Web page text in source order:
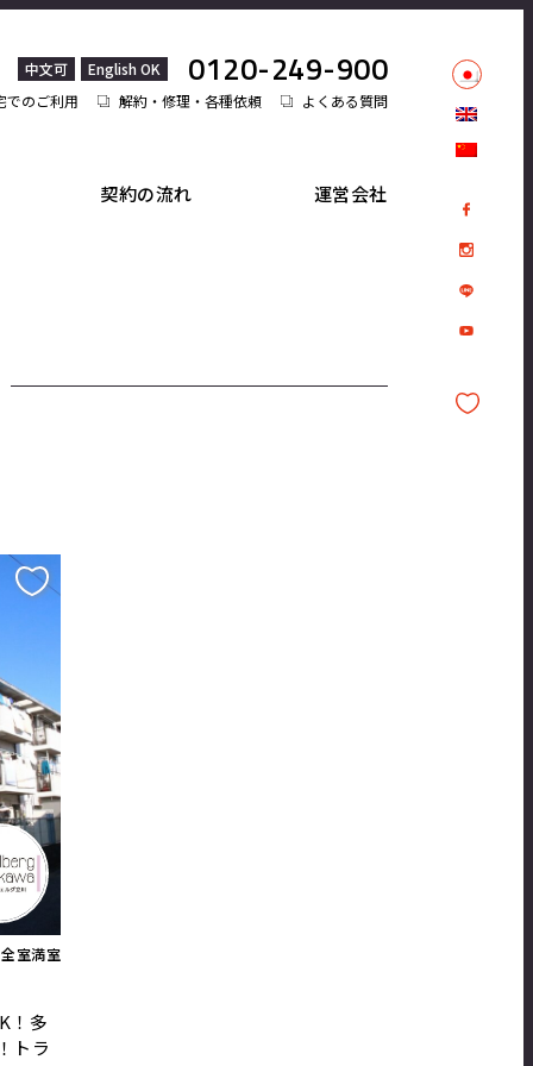
中文可 English OK 0120-249-900
でのご利用 解約・修理・各種依頼 よくある質問
契約の流れ 運営会社
全室満室
！多
トラ